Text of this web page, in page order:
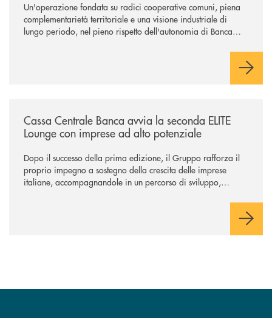
Un'operazione fondata su radici cooperative comuni, piena
complementarietà territoriale e una visione industriale di
lungo periodo, nel pieno rispetto dell'autonomia di Banca
negoziazione esclusiva per la finalizzazione dell’operazione.
Cassa Centrale Banca avvia la seconda ELITE
Lounge con imprese ad alto potenziale
Dopo il successo della prima edizione, il Gruppo rafforza il
proprio impegno a sostegno della crescita delle imprese
italiane, accompagnandole in un percorso di sviluppo,